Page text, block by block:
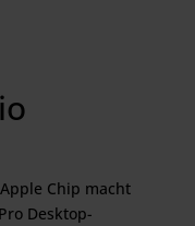
Chip macht
Desktop-